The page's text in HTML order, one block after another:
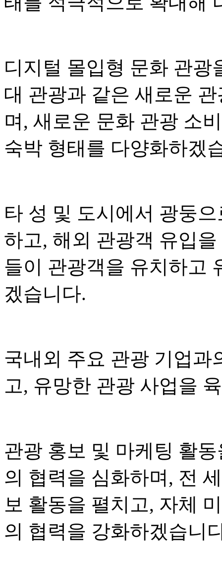
디지털 몰입형 문화 관광
대 관광과 같은 새로운
며, 새로운 문화 관광 소
숙박 형태를 다양화하겠
타 성 및 도시에서 광둥
하고, 해외 관광객 유입
들이 관광객을 유치하고
겠습니다.
국내외 주요 관광 기업과
고, 유망한 관광 사업을
관광 홍보 및 마케팅 활
의 협력을 심화하며, 전
보 활동을 펼치고, 자체
의 협력을 강화하겠습니